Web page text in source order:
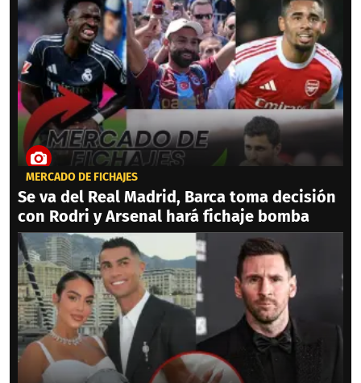
MERCADO DE FICHAJES
Se va del Real Madrid, Barca toma decisión
con Rodri y Arsenal hará fichaje bomba